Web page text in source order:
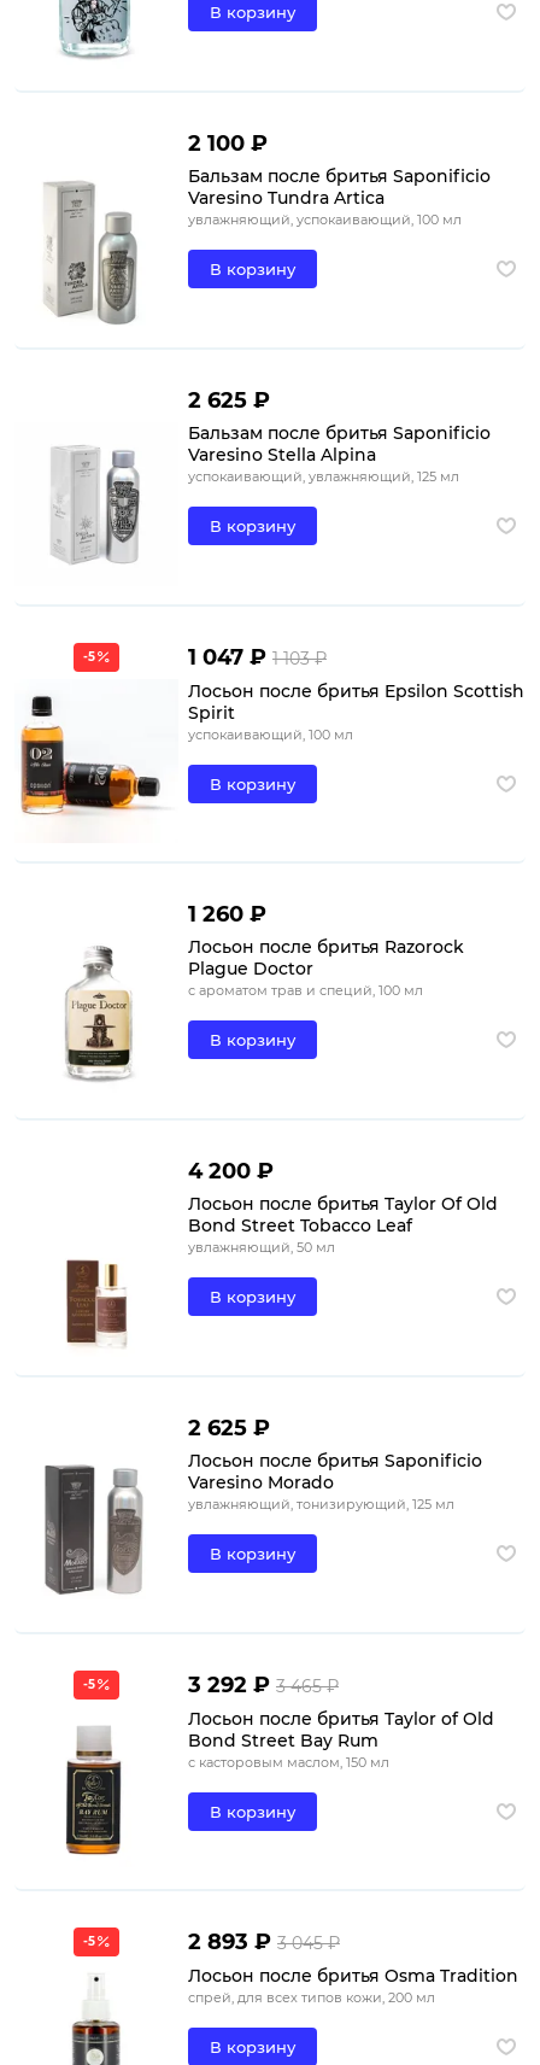
В корзину
2 100 ₽
Бальзам после бритья Saponificio
Varesino Tundra Artica
увлажняющий, успокаивающий, 100 мл
В корзину
2 625 ₽
Бальзам после бритья Saponificio
Varesino Stella Alpina
успокаивающий, увлажняющий, 125 мл
В корзину
-5 1 047 ₽ 1 103 ₽
Лосьон после бритья Epsilon Scottish
Spirit
успокаивающий, 100 мл
В корзину
1 260 ₽
Лосьон после бритья Razorock
Plague Doctor
с ароматом трав и специй, 100 мл
В корзину
4 200 ₽
Лосьон после бритья Taylor Of Old
Bond Street Tobacco Leaf
увлажняющий, 50 мл
В корзину
2 625 ₽
Лосьон после бритья Saponificio
Varesino Morado
увлажняющий, тонизирующий, 125 мл
В корзину
-5 3 292 ₽ 3 465 ₽
Лосьон после бритья Taylor of Old
Bond Street Bay Rum
с касторовым маслом, 150 мл
В корзину
-5 2 893 ₽ 3 045 ₽
Лосьон после бритья Osma Tradition
спрей, для всех типов кожи, 200 мл
В корзину